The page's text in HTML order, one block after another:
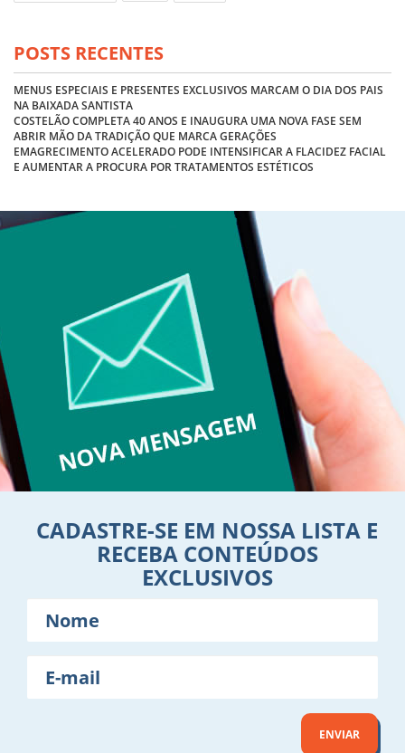
POSTS RECENTES
MENUS ESPECIAIS E PRESENTES EXCLUSIVOS MARCAM O DIA DOS PAIS
NA BAIXADA SANTISTA
COSTELÃO COMPLETA 40 ANOS E INAUGURA UMA NOVA FASE SEM
ABRIR MÃO DA TRADIÇÃO QUE MARCA GERAÇÕES
EMAGRECIMENTO ACELERADO PODE INTENSIFICAR A FLACIDEZ FACIAL
E AUMENTAR A PROCURA POR TRATAMENTOS ESTÉTICOS
CADASTRE-SE EM NOSSA LISTA E
RECEBA CONTEÚDOS
EXCLUSIVOS
mail
ENVIAR